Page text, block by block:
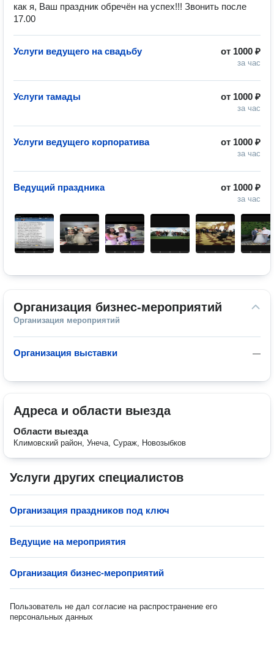
как я, Ваш праздник обречён на успех!!! Звонить после
17.00
от 1000 ₽
за час
Услуги ведущего на свадьбу
от 1000 ₽
за час
Услуги тамады
от 1000 ₽
за час
Услуги ведущего корпоратива
от 1000 ₽
за час
Ведущий праздника
Организация бизнес-мероприятий
Организация мероприятий
—
Организация выставки
Адреса и области выезда
Области выезда
Климовский район, Унеча, Сураж, Новозыбков
Услуги других специалистов
Организация праздников под ключ
Ведущие на мероприятия
Организация бизнес-мероприятий
Пользователь не дал согласие на распространение его
персональных данных